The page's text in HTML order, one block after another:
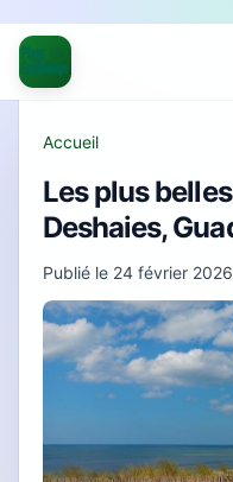
Accueil
Les plus
Deshaies,
Publié le 24 février 2026